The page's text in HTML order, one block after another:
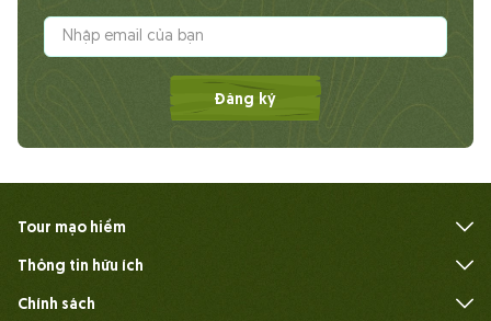
Đăng ký
Tour mạo hiểm
Thông tin hữu ích
Chính sách